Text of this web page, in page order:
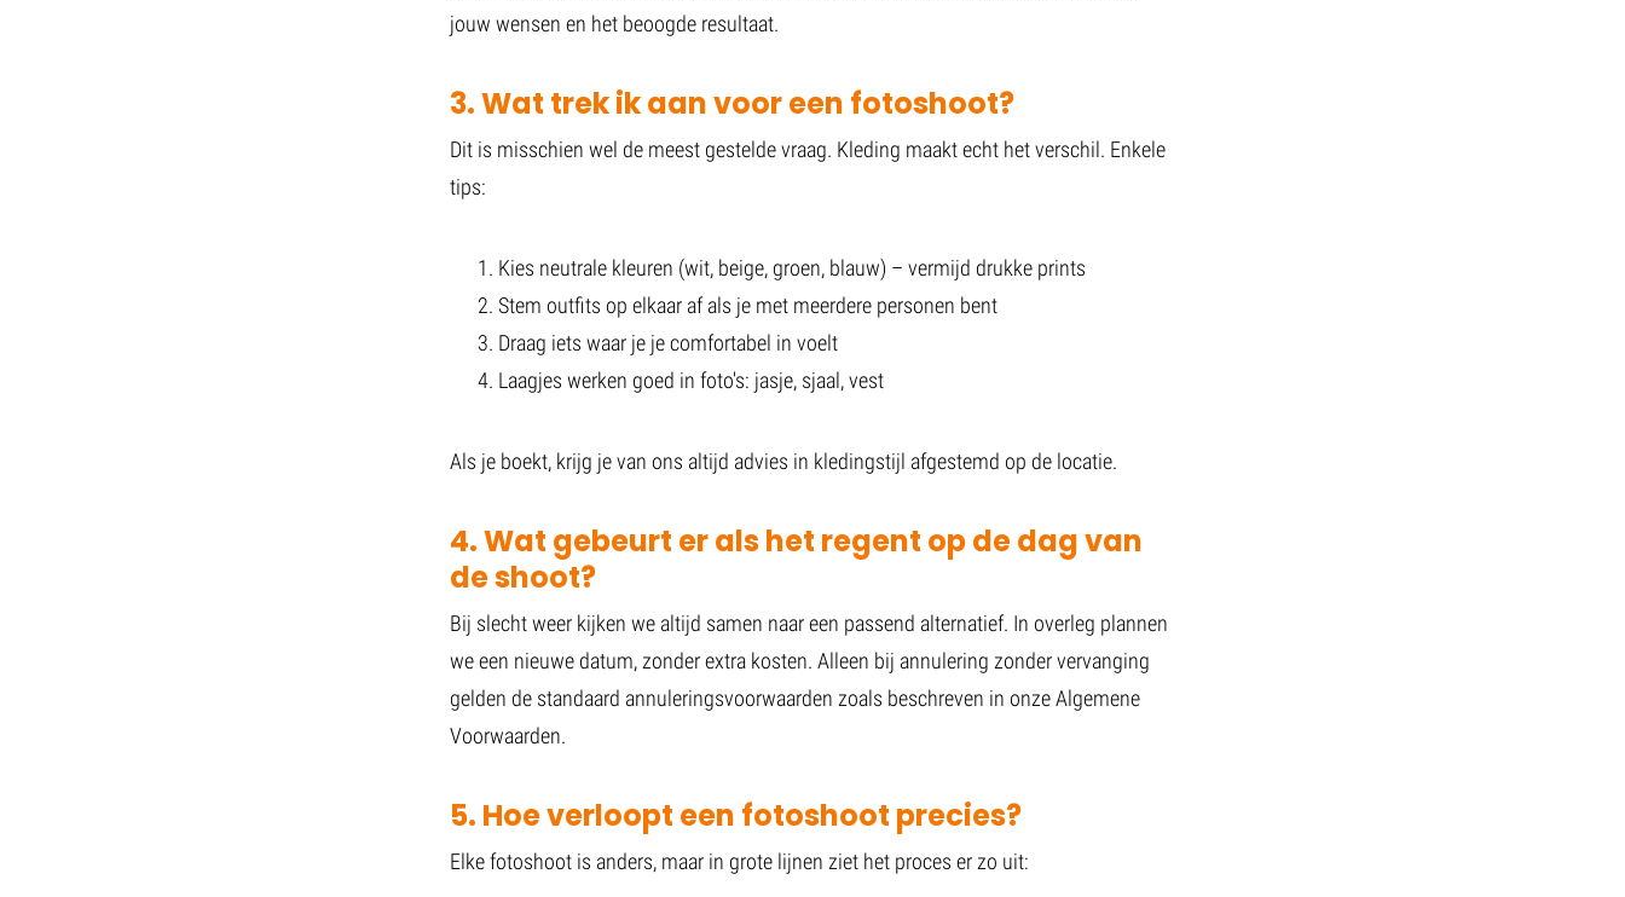
jouw wensen en het beoogde resultaat.
3. Wat trek ik aan voor een fotoshoot?
Dit is misschien wel de meest gestelde vraag. Kleding maakt echt het verschil. Enkele
tips:
Kies neutrale kleuren (wit, beige, groen, blauw) – vermijd drukke prints
Stem outfits op elkaar af als je met meerdere personen bent
Draag iets waar je je comfortabel in voelt
Laagjes werken goed in foto's: jasje, sjaal, vest
Als je boekt, krijg je van ons altijd advies in kledingstijl afgestemd op de locatie.
4. Wat gebeurt er als het regent op de dag van
de shoot?
Bij slecht weer kijken we altijd samen naar een passend alternatief. In overleg plannen
we een nieuwe datum, zonder extra kosten. Alleen bij annulering zonder vervanging
gelden de standaard annuleringsvoorwaarden zoals beschreven in onze Algemene
Voorwaarden.
5. Hoe verloopt een fotoshoot precies?
Elke fotoshoot is anders, maar in grote lijnen ziet het proces er zo uit: